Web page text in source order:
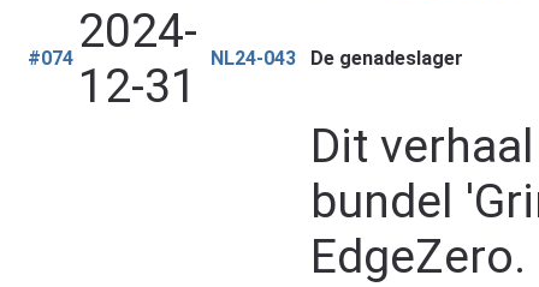
#074 2024-
12-31
NL24-043 De genadeslager
Dit
bundel
EdgeZero.